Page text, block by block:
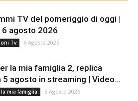
TV del pomeriggio di oggi |
6 agosto 2026
Tv 6 Agosto 2026
la mia famiglia 2, replica
5 agosto in streaming | Video...
mia famiglia 5 Agosto 2026